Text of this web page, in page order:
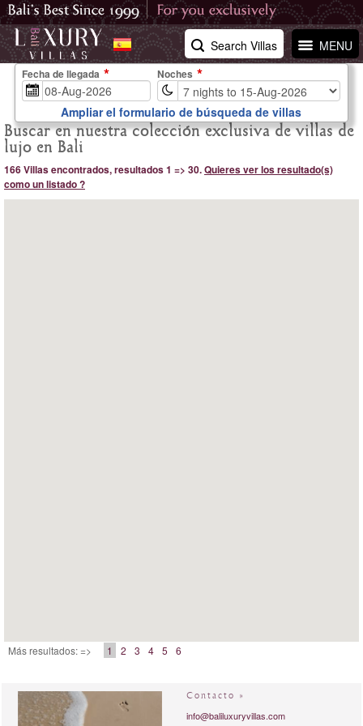
MENU
Search Villas
Buscar en nuestra colección exclusiva de villas de
lujo en Bali
166 Villas encontrados, resultados 1 => 30.Quieres ver los resultado(s)
como un listado ?
Más resultados: => 1 2 3 4 5 6
Contacto »
info@baliluxuryvillas.com
Fecha de llegada Noches
Ampliar el formulario de búsqueda de villas